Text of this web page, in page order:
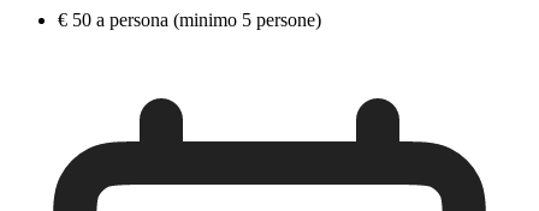
€ 50 a persona (minimo 5 persone)